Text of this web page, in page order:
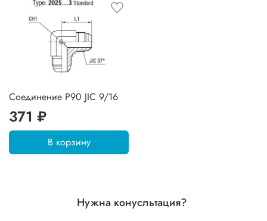
Соединение P90 JIC 9/16
371 ₽
В корзину
Нужна конусльтация?